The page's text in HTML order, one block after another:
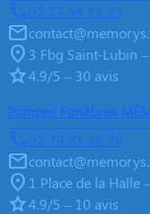
02 57 54 15 23
3 Fbg Saint-Lubin
4.9/5 – 30 avis
Pompes Funèbres
02 79 81 38 78
1 Place de la Halle
4.9/5 – 10 avis